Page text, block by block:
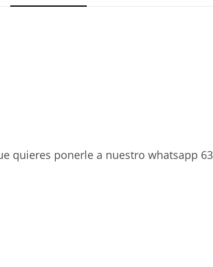
quieres ponerle a nuestro whatsapp